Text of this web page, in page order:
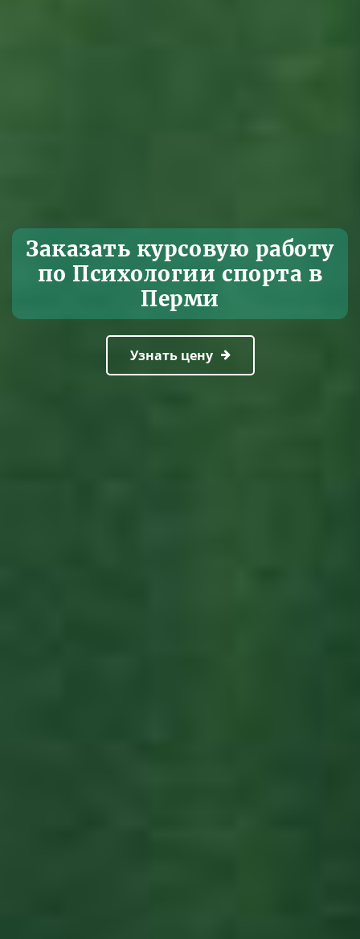
Заказать курсовую работу
по Психологии спорта в
Перми
Узнать цену